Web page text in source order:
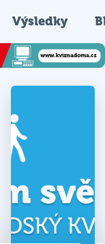
Výsledky